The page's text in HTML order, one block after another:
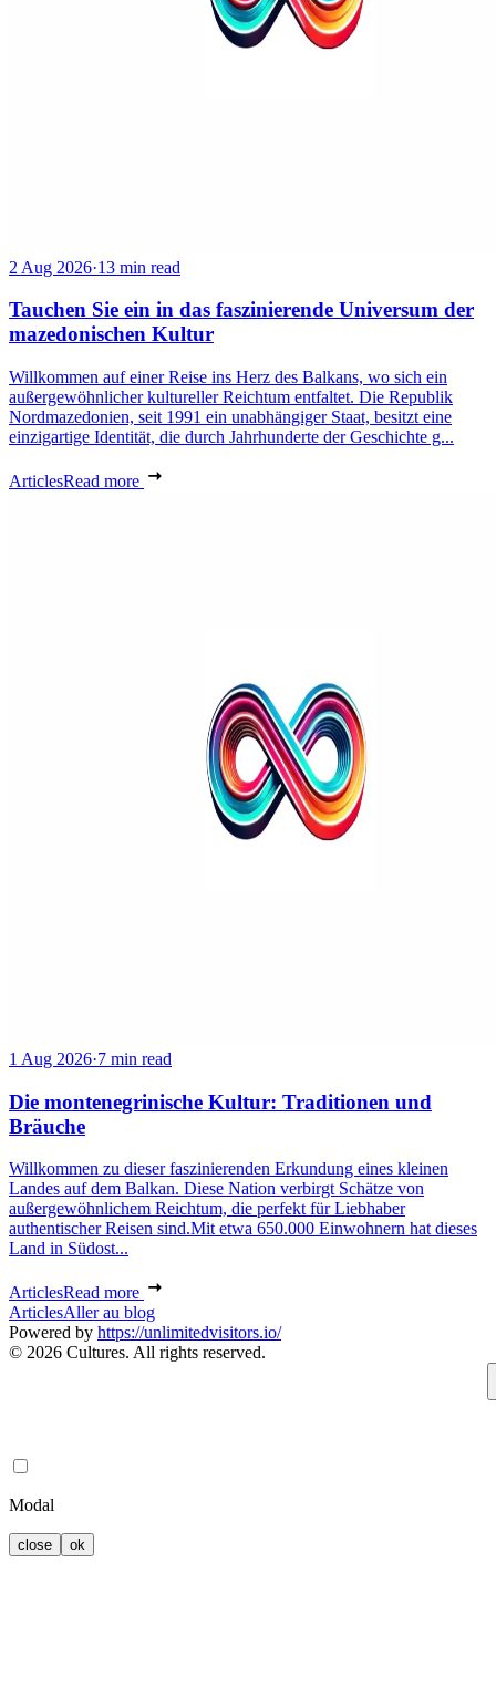
2 Aug 2026·13 min read
Tauchen Sie ein in das faszinierende Universum der
mazedonischen Kultur
Willkommen auf einer Reise ins Herz des Balkans, wo sich ein
außergewöhnlicher kultureller Reichtum entfaltet. Die Republik
Nordmazedonien, seit 1991 ein unabhängiger Staat, besitzt eine
einzigartige Identität, die durch Jahrhunderte der Geschichte g...
ArticlesRead more
1 Aug 2026·7 min read
Die montenegrinische Kultur: Traditionen und
Bräuche
Willkommen zu dieser faszinierenden Erkundung eines kleinen
Landes auf dem Balkan. Diese Nation verbirgt Schätze von
außergewöhnlichem Reichtum, die perfekt für Liebhaber
authentischer Reisen sind.Mit etwa 650.000 Einwohnern hat dieses
Land in Südost...
ArticlesRead more
ArticlesAller au blog
Powered by https://unlimitedvisitors.io/
© 2026 Cultures. All rights reserved.
Modal
close ok